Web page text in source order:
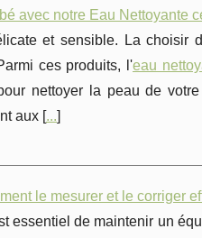
avec notre Eau Nettoyante
et sensible. La
ces produits, l'eau
nettoyer la peau de
aux [...]
le mesurer et le corriger
essentiel de maintenir un